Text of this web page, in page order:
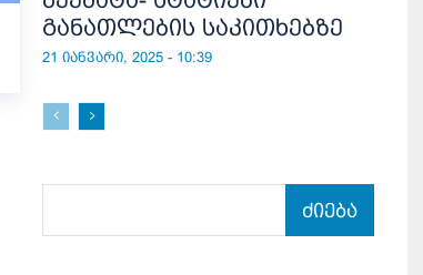
განათლების საკითხებზე
21 იანვარი, 2025 - 10:39
ძიება